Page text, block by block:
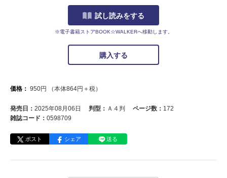
試し読みをする
※電子書籍ストアBOOK☆WALKERへ移動します。
購入する
価格： 950円 （本体864円＋税）
発売日： 2025年08月06日 判型： Ａ４判 ページ数： 172
雑誌コード： 0598709
ポスト シェア 送る